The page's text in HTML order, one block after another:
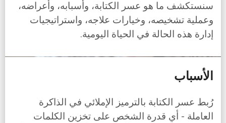
سنستكشف ما هو عسر الكتابة، وأسبابه، وأعراضه،
وعملية تشخيصه، وخيارات علاجه، واستراتيجيات
إدارة هذه الحالة في الحياة اليومية.
الأسباب
رُبط عسر الكتابة بالترميز الإملائي في الذاكرة
العاملة - أي قدرة الشخص على تخزين الكلمات